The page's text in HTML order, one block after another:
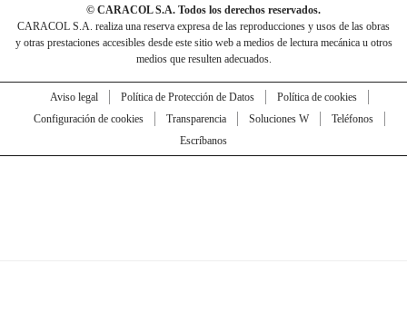
© CARACOL S.A. Todos los derechos reservados.
CARACOL S.A. realiza una reserva expresa de las reproducciones y usos de las obras
y otras prestaciones accesibles desde este sitio web a medios de lectura mecánica u otros
medios que resulten adecuados.
Aviso legal Política de Protección de Datos
Política de cookies
Configuración de cookies
Transparencia Soluciones W
Teléfonos
Escríbanos